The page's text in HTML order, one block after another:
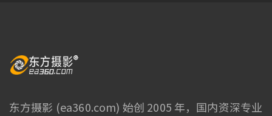
东方摄影 (ea360.com) 始创 2005 年，国内资深专业